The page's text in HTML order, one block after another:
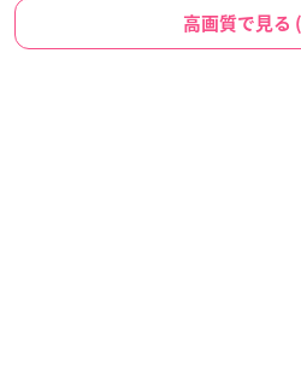
高画質で見る